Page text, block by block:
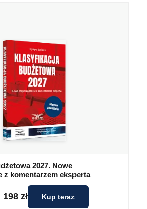
2027. Nowe
z komentarzem eksperta
198 zł Kup teraz